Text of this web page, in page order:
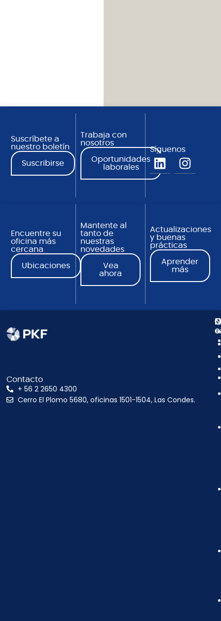
Suscríbete a
nuestro boletín
Suscribirse
Trabaja con
nosotros
Oportunidades
laborales
Síguenos
Encuentre su
oficina más
cercana
Ubicaciones
Mantente al
tanto de
nuestras
novedades
Vea
ahora
Actualizaciones
y buenas
prácticas
Aprender
más
Contacto
+ 56 2 2650 4300
Cerro El Plomo 5680, oficinas 1501-1504, Las Condes.